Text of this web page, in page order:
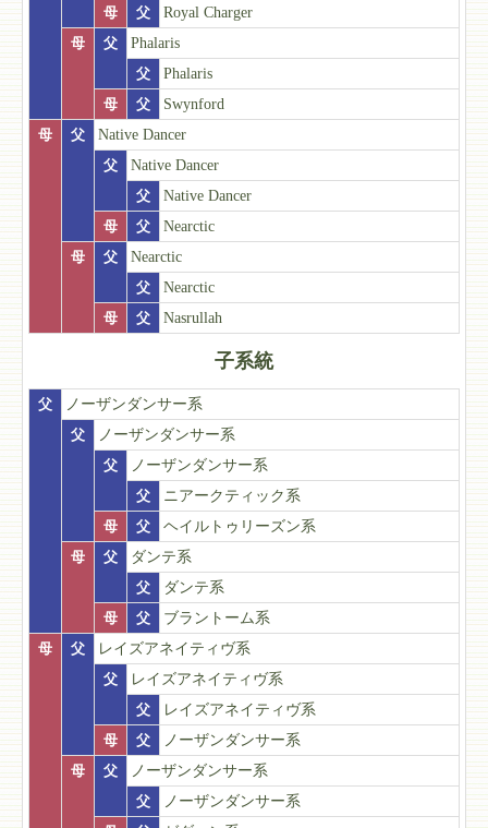
母
父
Royal Charger
母
父
Phalaris
父
Phalaris
母
父
Swynford
母
父
Native Dancer
父
Native Dancer
父
Native Dancer
母
父
Nearctic
母
父
Nearctic
父
Nearctic
母
父 Nasrullah
子系統
父
ノーザンダンサー系
父
ノーザンダンサー系
父
ノーザンダンサー系
父
ニアークティック系
母
父
ヘイルトゥリーズン系
母
父
ダンテ系
父
ダンテ系
母
父
ブラントーム系
母
父
レイズアネイティヴ系
父
レイズアネイティヴ系
父
レイズアネイティヴ系
母
父
ノーザンダンサー系
母
父
ノーザンダンサー系
父
ノーザンダンサー系